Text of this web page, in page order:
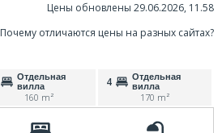
Цены обновлены 29.06.2026, 11.58
Почему отличаются цены на разных сайтах?
Отдельная
вилла
160 m²
4
Отдельная
вилла
170 m²